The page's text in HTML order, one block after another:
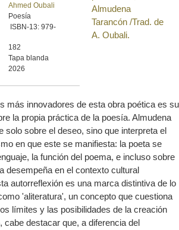
Ahmed Oubali
Poesía
ISBN-13: 979-
182
Tapa blanda
2026
más innovadores de esta obra poética es su
la propia práctica de la poesía. Almudena
solo sobre el deseo, sino que interpreta el
en que este se manifiesta: la poeta se
la función del poema, e incluso sobre
desempeña en el contexto cultural
autorreflexión es una marca distintiva de lo
'aliteratura', un concepto que cuestiona
límites y las posibilidades de la creación
cabe destacar que, a diferencia del